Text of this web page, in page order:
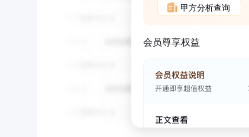
甲方分析查询
会员尊享权益